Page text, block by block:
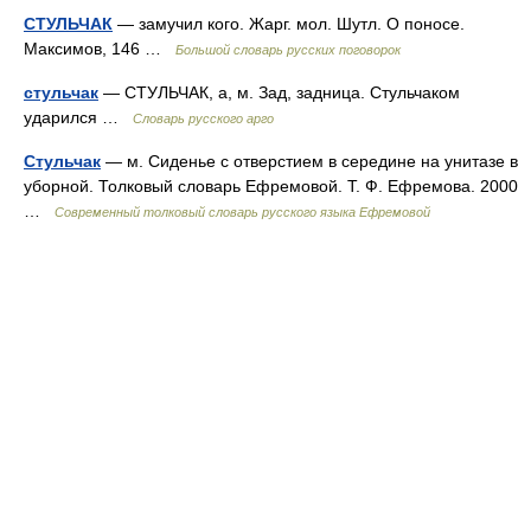
СТУЛЬЧАК — замучил кого. Жарг. мол. Шутл. О поносе.
Максимов, 146 …
Большой словарь русских поговорок
стульчак — СТУЛЬЧАК, а, м. Зад, задница. Стульчаком
ударился …
Словарь русского арго
Стульчак — м. Сиденье с отверстием в середине на унитазе в
уборной. Толковый словарь Ефремовой. Т. Ф. Ефремова. 2000
Современный толковый словарь русского языка Ефремовой